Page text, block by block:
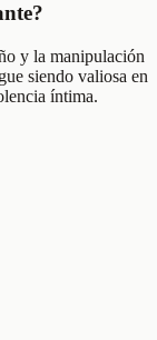
y la manipulación
siendo valiosa en
íntima.